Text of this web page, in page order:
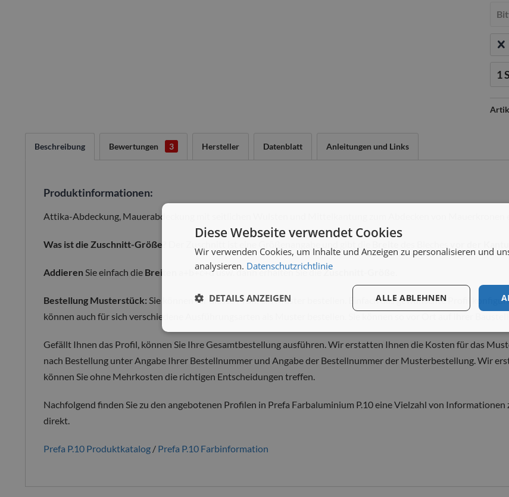
Beschreibung Bewertungen 3 Hersteller Datenblatt Anleitungen und Links
Produktinformationen:
Attika-Abdeckung, Mauerabdeckung mit seitlichen Wulsten und Mittelkantung zum Abdecken von Mauerkronen
Was ist die Zuschnitt-Größe?
Addieren Sie einfach die Breiten a+b+c+d usw. dann erhalten Sie dieZuschnitt-Größe.
Bestellung Musterstück: Sie können für dieses Profil ein Muster bestellen. Einfach das gewünschte Profil
können auch für sich verschiedene Ausführungsarten als Muster bestellen. Sie können so vor Ort auf Ihrer
Gefällt Ihnen das Profil, können Sie Ihre Gesamtbestellung ausführen. Wir erstatten Ihnen die Kosten für das
nach Bestellung unter Angabe Ihrer Bestellnummer und Angabe der Bestellnummer der Musterbestellung. Wir
können Sie ohne Mehrkosten die richtigen Entscheidungen treffen.
Nachfolgend finden Sie zu den angebotenen Profilen in Prefa Farbaluminium P.10 eine Vielzahl von
direkt.
Prefa P.10 Produktkatalog / Prefa P.10 Farbinformation
Diese Webseite verwendet Cookies
Wir verwenden Cookies, um Inhalte und Anzeigen zu personalisieren und
analysieren. Datenschutzrichtlinie
ALLE ABLEHNEN
DETAILS ANZEIGEN